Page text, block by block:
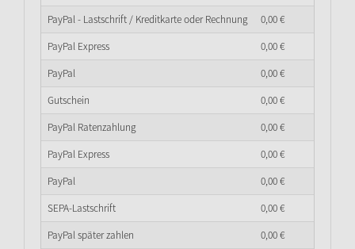
PayPal - Lastschrift / Kreditkarte oder Rechnung
0,00€
PayPal Express
0,00€
PayPal
0,00€
Gutschein
0,00€
PayPal Ratenzahlung
0,00€
PayPal Express
0,00€
PayPal
0,00€
SEPA-Lastschrift
0,00€
PayPal später zahlen
0,00€